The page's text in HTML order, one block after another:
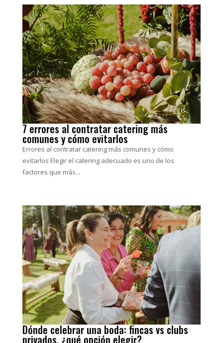
7 errores al contratar catering más
comunes y cómo evitarlos
Errores al contratar catering más comunes y cómo
evitarlos Elegir el catering adecuado es uno de los
factores que más...
Dónde celebrar una boda: fincas vs clubs
privados, ¿qué opción elegir?